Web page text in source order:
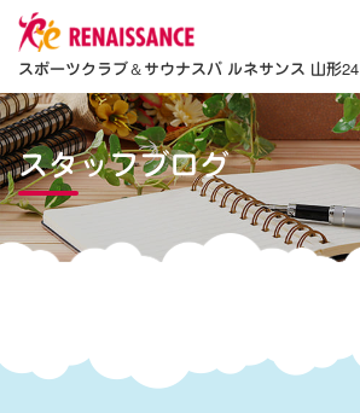
スポーツクラブ＆サウナスパ ルネサンス 山形24
スタッフブログ